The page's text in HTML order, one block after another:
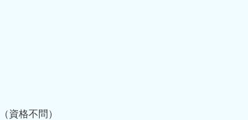
資格不問）